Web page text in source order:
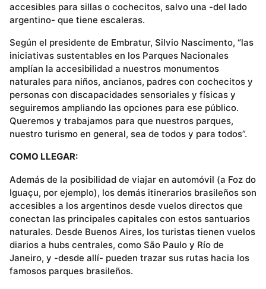
accesibles para sillas o cochecitos, salvo una -del lado
argentino- que tiene escaleras.
Según el presidente de Embratur, Silvio Nascimento, “las
iniciativas sustentables en los Parques Nacionales
amplían la accesibilidad a nuestros monumentos
naturales para niños, ancianos, padres con cochecitos y
personas con discapacidades sensoriales y físicas y
seguiremos ampliando las opciones para ese público.
Queremos y trabajamos para que nuestros parques,
nuestro turismo en general, sea de todos y para todos”.
COMO LLEGAR:
Además de la posibilidad de viajar en automóvil (a Foz do
Iguaçu, por ejemplo), los demás itinerarios brasileños son
accesibles a los argentinos desde vuelos directos que
conectan las principales capitales con estos santuarios
naturales. Desde Buenos Aires, los turistas tienen vuelos
diarios a hubs centrales, como São Paulo y Río de
Janeiro, y -desde allí- pueden trazar sus rutas hacia los
famosos parques brasileños.